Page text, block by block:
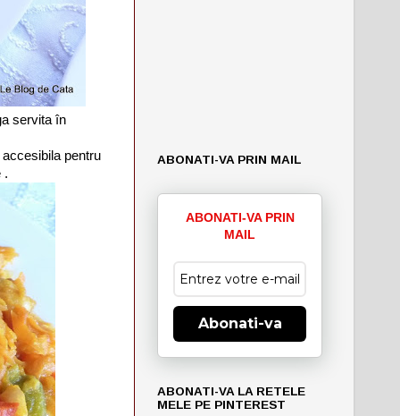
servita în
pentru
.
ABONATI-VA PRIN MAIL
ABONATI-VA PRIN
MAIL
Abonati-va
ABONATI-VA LA RETELE
MELE PE PINTEREST